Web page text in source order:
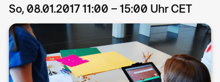
So, 08.01.2017 11:00 – 15:00 Uhr CET